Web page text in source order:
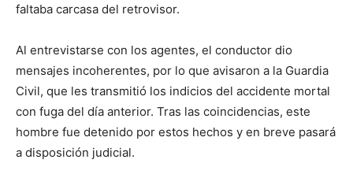
faltaba carcasa del retrovisor.
Al entrevistarse con los agentes, el conductor dio
mensajes incoherentes, por lo que avisaron a la Guardia
Civil, que les transmitió los indicios del accidente mortal
con fuga del día anterior. Tras las coincidencias, este
hombre fue detenido por estos hechos y en breve pasará
a disposición judicial.